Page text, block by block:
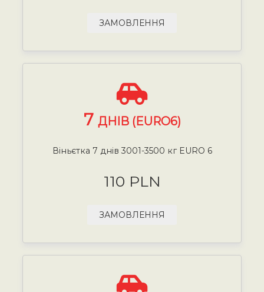
ЗАМОВЛЕННЯ
7 ДНІВ (EURO6)
Віньєтка 7 днів 3001-3500 кг EURO 6
110 PLN
ЗАМОВЛЕННЯ